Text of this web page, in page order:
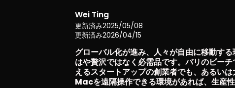
Wei Ting
更新済み2025/05/08
更新済み2026/04/15
グローバル化が進み、人々が自由に移動す
はや贅沢ではなく必需品です。バリのビー
えるスタートアップの創業者でも、あるい
Macを遠隔操作できる環境があれば、生産